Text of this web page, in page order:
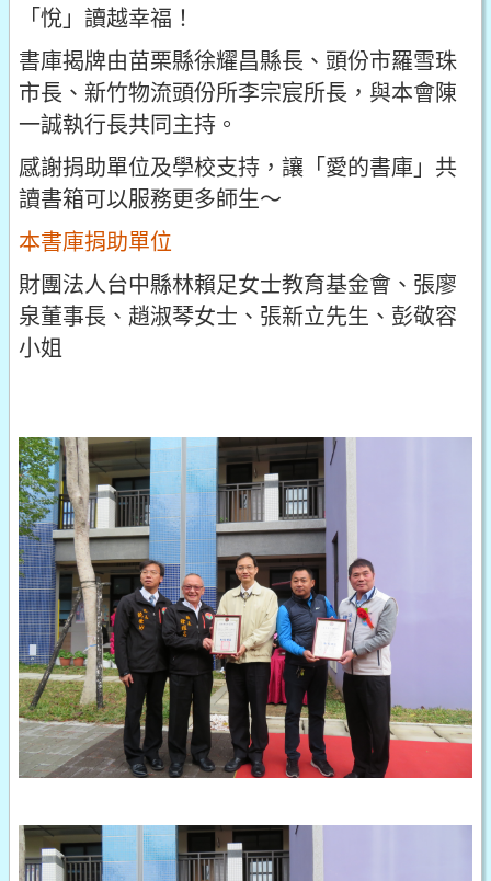
「悅」讀越幸福！
書庫揭牌由苗栗縣徐耀昌縣長、頭份市羅雪珠
市長、新竹物流頭份所李宗宸所長，與本會陳
一誠執行長共同主持。
感謝捐助單位及學校支持，讓「愛的書庫」共
讀書箱可以服務更多師生～
本書庫捐助單位
財團法人台中縣林賴足女士教育基金會、張廖
泉董事長、趙淑琴女士、張新立先生、彭敬容
小姐